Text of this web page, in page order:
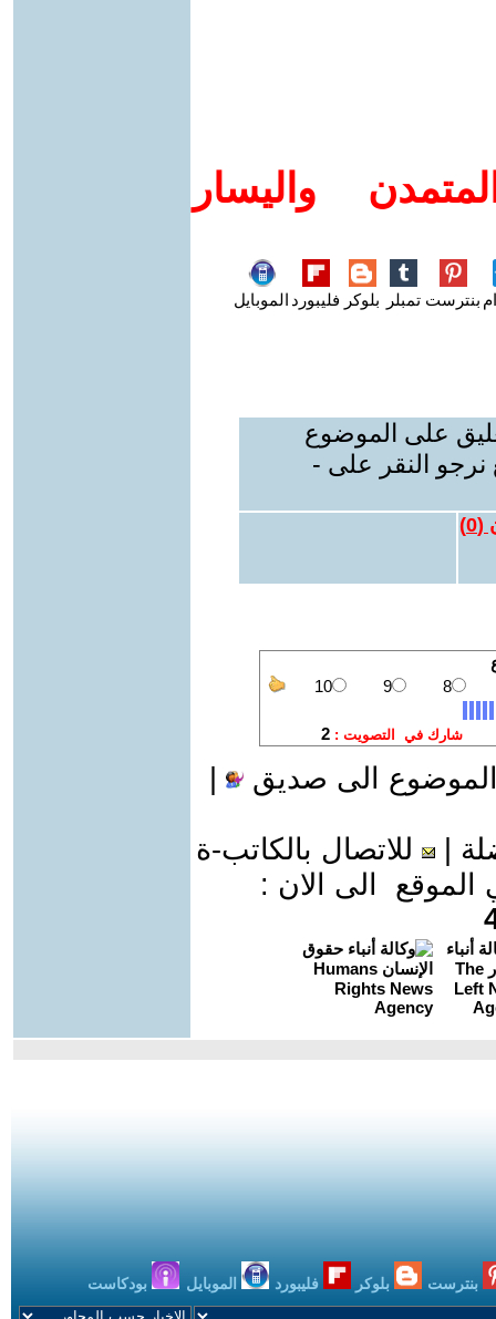
واليسار
بنترست تمبلر بلوكر فليبورد الموبايل
على الموضوع
نرجو النقر على -
(
0
)
الى صديق
للاتصال بالكاتب-ة
الى الان :
بنترست بلوكر فليبورد الموبايل بودكاست